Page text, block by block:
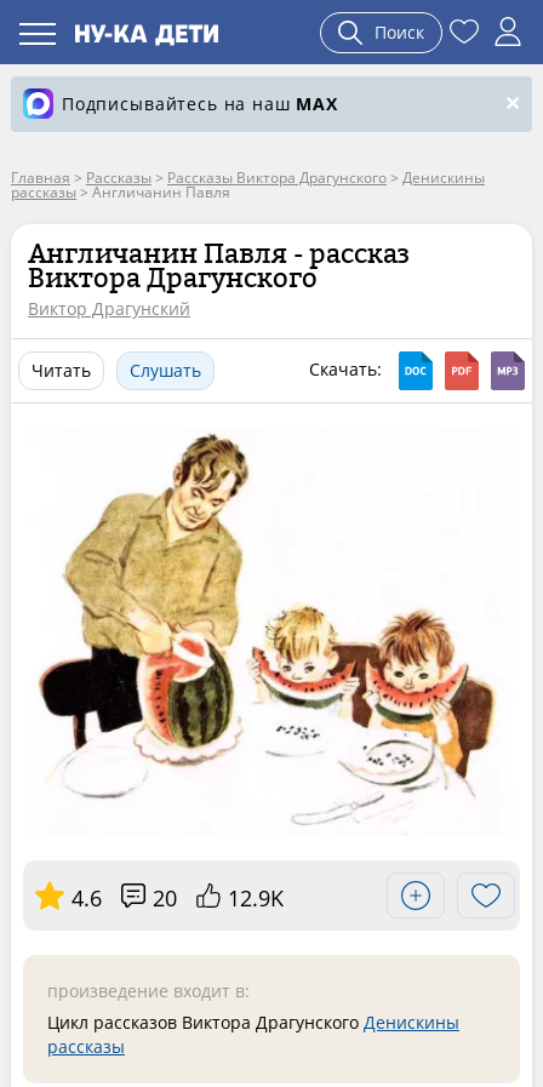
Поиск
Подписывайтесь на наш MAX
Главная > Рассказы > Рассказы Виктора Драгунского> Денискины
рассказы >Англичанин Павля
Англичанин Павля - рассказ
Виктора Драгунского
Виктор Драгунский
Читать Слушать Скачать:
4.6 20 12.9K
произведение входит в:
Цикл рассказов Виктора Драгунского Денискины
рассказы